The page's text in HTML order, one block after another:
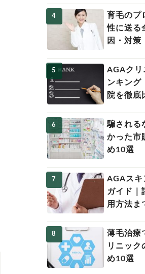
育毛のプ
性に送る
因・対策
AGAクリ
ンキング
院を徹底
騙される
かった市
め10選
AGAスキ
ガイド｜
用方法ま
薄毛治療
リニック
め10選